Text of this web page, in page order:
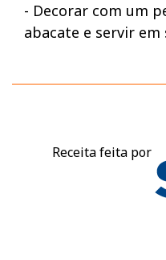
- Decorar com um
abacate e servir em
Receita feita por